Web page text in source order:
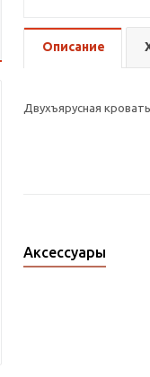
Описание
Двухъярусная
Аксессуары